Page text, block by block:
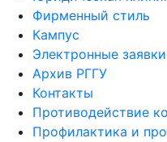
Фирменный стиль
Кампус
Электронные заявки
Архив РГГУ
Контакты
Противодействие
Профилактика и